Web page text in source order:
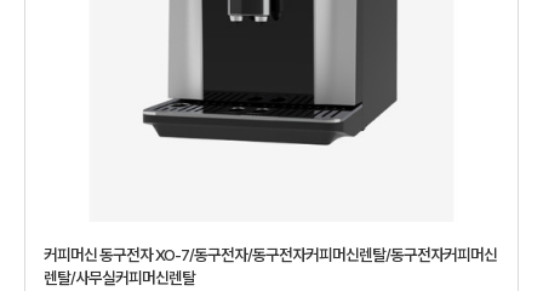
커피머신 동구전자 XO-7/동구전자/동구전자커피머신렌탈/동구전자커피머신
렌탈/사무실커피머신렌탈